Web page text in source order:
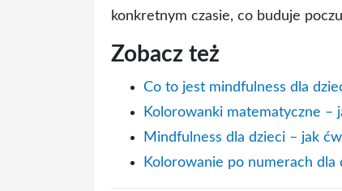
konkretnym czasie, co buduje
Zobacz też
Co to jest mindfulness dla
Kolorowanki matematyczne –
Mindfulness dla dzieci – jak
Kolorowanie po numerach